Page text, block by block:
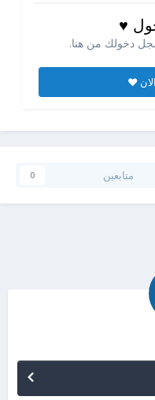
♥
دخولك من هنا.
♥
متابعين 0